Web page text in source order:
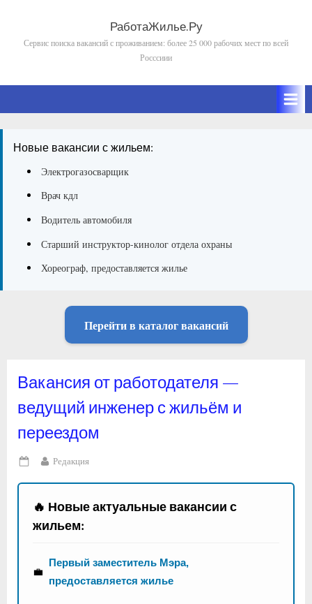
content
РаботаЖилье.Ру
Сервис поиска вакансий с проживанием: более 25 000 рабочих мест по всей
Росссиии
Новые вакансии с жильем:
Электрогазосварщик
Врач кдл
Водитель автомобиля
Старший инструктор-кинолог отдела охраны
Хореограф, предоставляется жилье
Перейти в каталог вакансий
Вакансия от работодателя —
ведущий инженер с жильём и
переездом
Posted
on
By
Редакция
🔥 Новые актуальные вакансии с
жильем:
💼
Первый заместитель Мэра,
предоставляется жилье